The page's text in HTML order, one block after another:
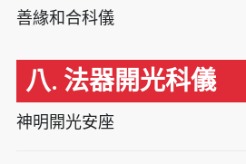
善緣和合科儀
八. 法器開光科儀
神明開光安座